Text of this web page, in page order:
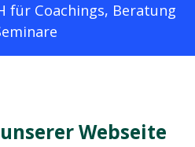
für Coachings, Beratung
Webseite